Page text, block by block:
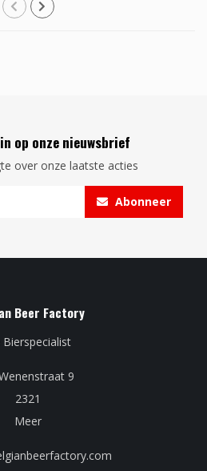
op onze nieuwsbrief
over onze laatste acties
Abonneer
Beer Factory
Bierspecialist
9
2321
Meer